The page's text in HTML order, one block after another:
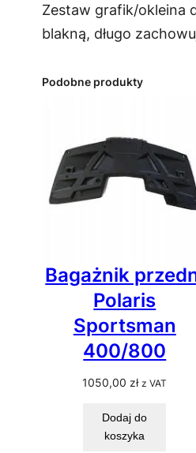
Zestaw grafik/okleina
blakną, długo
Podobne produkty
Bagażnik
Polaris
Sportsman
400/800
1050,00zł z VAT
Dodaj do
koszyka